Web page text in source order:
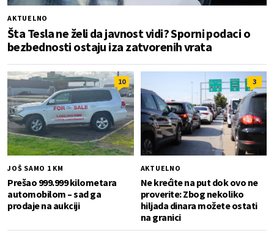
AKTUELNO
Šta Tesla ne želi da javnost vidi? Sporni podaci o
bezbednosti ostaju iza zatvorenih vrata
10
JOŠ SAMO 1 KM
Prešao 999.999 kilometara
automobilom – sad ga
prodaje na aukciji
3
AKTUELNO
Ne krećite na put dok ovo ne
proverite: Zbog nekoliko
hiljada dinara možete ostati
na granici